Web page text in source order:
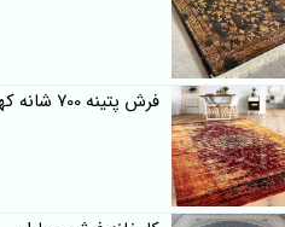
فرش پتینه 700 شانه کهنه نما